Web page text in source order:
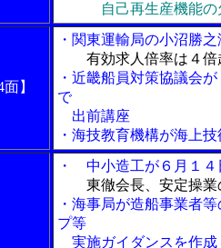
自己再生産機能
】
・関東運輸局の小沼勝
有効求人倍率は４
・近畿船員対策協議会
で
出前講座
・海技教育機構が海上
・ 中小造工が６月１４
東徹会長、安定操
・海事局が造船事業者
プ等
実施ガイダンスを作成